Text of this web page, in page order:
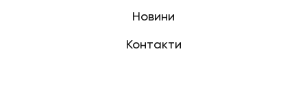
Новини
Контакти